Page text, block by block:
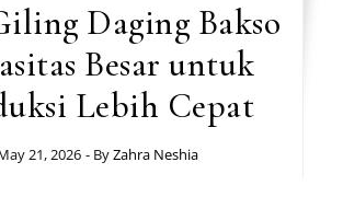
Daging Bakso
Besar untuk
Lebih Cepat
21, 2026 - ByZahra Neshia